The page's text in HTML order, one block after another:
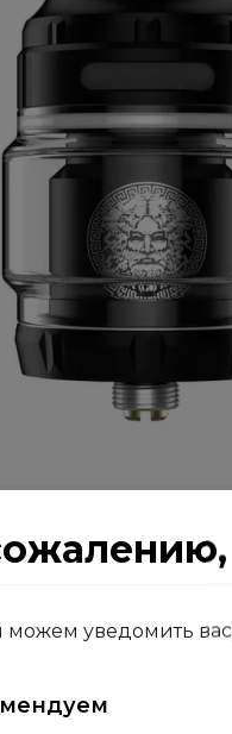
уведомить
47.8 х